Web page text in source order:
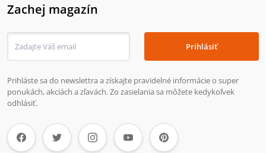
Zachej magazín
Prihlásiť
Prihláste sa do newslettra a získajte pravidelné informácie o super
ponukách, akciách a zľavách. Zo zasielania sa môžete kedykoľvek
odhlásiť.